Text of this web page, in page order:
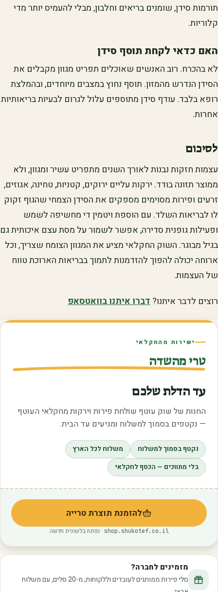
תורמות סידן, שומנים בריאים וחלבון, מבלי להעמיס יותר מדי
קלוריות.
האם כדאי לקחת תוסף סידן
לא בהכרח. רוב האנשים שאוכלים תפריט מגוון מקבלים את
הסידן הנדרש מהמזון. תוסף נחוץ במצבים מיוחדים, ובהמלצת
רופא בלבד. עודף סידן מתוספים עלול לגרום לבעיות בריאותיות
אחרות.
לסיכום
עצמות חזקות נבנות לאורך השנים מתפריט עשיר ומגוון, ולא
ממוצר תזונה בודד. ירקות עליים ירוקים, קטניות, טחינה, אגוזים,
זרעים ופירות מסוימים מספקים את הסידן הצמחי שהגוף זקוק
לו לבריאות השלד. עם הוספת ויטמין די מחשיפה לשמש
ופעילות גופנית סדירה, אפשר לשמור על מסת עצם איכותית גם
בגיל מבוגר. השוק החקלאי מציע את המגוון הצומח שצריך, וכל
ארוחה יכולה להפוך להזדמנות לתמוך בבריאות הארוכת טווח
של העצמות.
רוצים לדבר איתנו?דברו איתנו בוואטסאפ
ישירות מהחקלאי
טרי מהשדה
עד הדלת שלכם
החנות של שוק עוטף שולחת פירות וירקות מחקלאי העוטף
— נקטפים בסמוך למשלוח ומגיעים עד הבית.
נקטף בסמוך למשלוח
משלוח לכל הארץ
בלי מתווכים — הכסף לחקלאי
להזמנת תוצרת טרייה
(נפתח בלשונית חדשה)
shop.shukotef.co.il · נפתח בלשונית חדשה
מזמינים לחברה?
סלי פירות ממותגים לעובדים וללקוחות, מ-20 סלים, עם משלוח